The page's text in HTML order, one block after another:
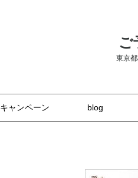
ご
東京
キャンペーン blog